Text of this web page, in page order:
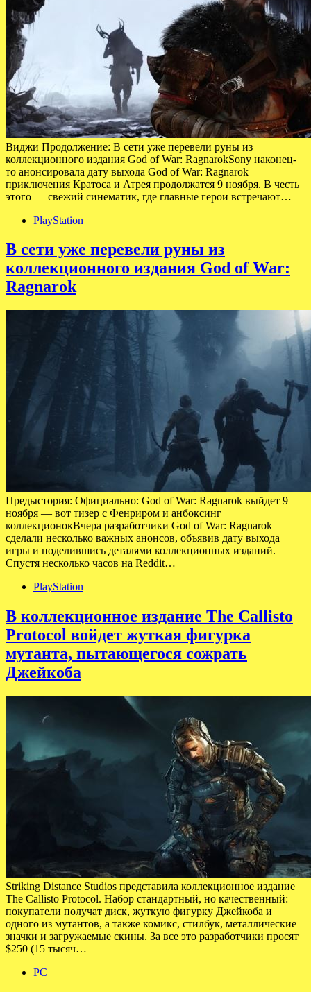
Виджи Продолжение: В сети уже перевели руны из
коллекционного издания God of War: RagnarokSony наконец-
то анонсировала дату выхода God of War: Ragnarok —
приключения Кратоса и Атрея продолжатся 9 ноября. В честь
этого — свежий синематик, где главные герои встречают…
PlayStation
В сети уже перевели руны из
коллекционного издания God of War:
Ragnarok
Предыстория: Официально: God of War: Ragnarok выйдет 9
ноября — вот тизер с Фенриром и анбоксинг
коллекционокВчера разработчики God of War: Ragnarok
сделали несколько важных анонсов, объявив дату выхода
игры и поделившись деталями коллекционных изданий.
Спустя несколько часов на Reddit…
PlayStation
В коллекционное издание The Callisto
Protocol войдет жуткая фигурка
мутанта, пытающегося сожрать
Джейкоба
Striking Distance Studios представила коллекционное издание
The Callisto Protocol. Набор стандартный, но качественный:
покупатели получат диск, жуткую фигурку Джейкоба и
одного из мутантов, а также комикс, стилбук, металлические
значки и загружаемые скины. За все это разработчики просят
$250 (15 тысяч…
PC